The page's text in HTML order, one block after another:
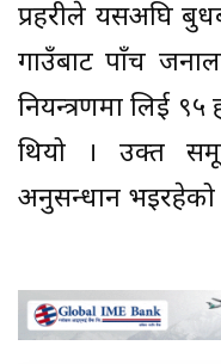
प्रहरीले यसअघि
गाउँबाट पाँच
नियन्त्रणमा लिई
थियो । उक्त
अनुसन्धान भइरहेको